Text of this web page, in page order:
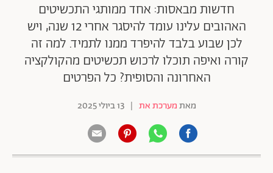
חדשות מבאסות: אחד ממותגי התכשיטים
האהובים עלינו עומד להיסגר אחרי 12 שנה, ויש
לכן שבוע בלבד להיפרד ממנו לתמיד. למה זה
קורה ואיפה תוכלו לרכוש תכשיטים מהקולקציה
האחרונה והסופית? כל הפרטים
מאתמערכת את | 13 ביולי 2025